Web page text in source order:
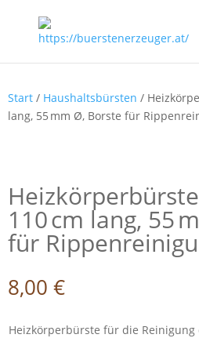
Start / Haushaltsbürsten /
lang, 55 mm Ø, Borste für
110 cm lang, 55
für
8,00 €
Heizkörperbürste für die